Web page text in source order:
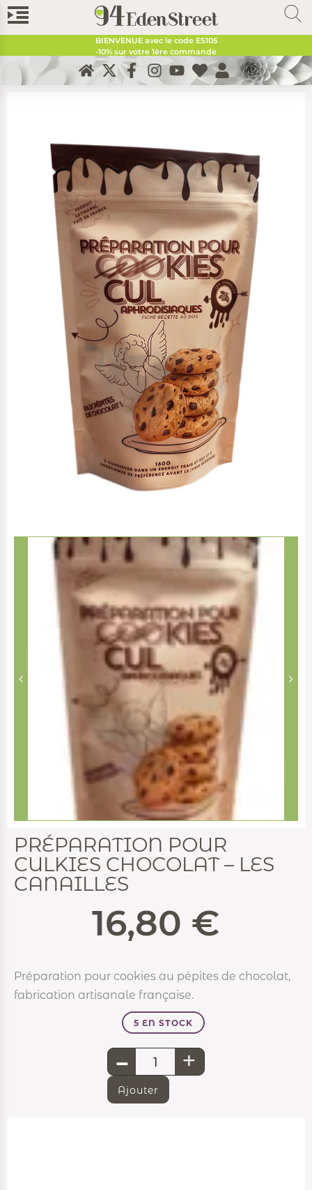
PRÉPARATION POUR
CULKIES CHOCOLAT – LES
CANAILLES
16,80 €
Préparation pour cookies au pépites de chocolat,
fabrication artisanale française.
5 EN STOCK
- +
Ajouter
BIENVENUE avec le code ES105
-10% sur votre 1ère commande